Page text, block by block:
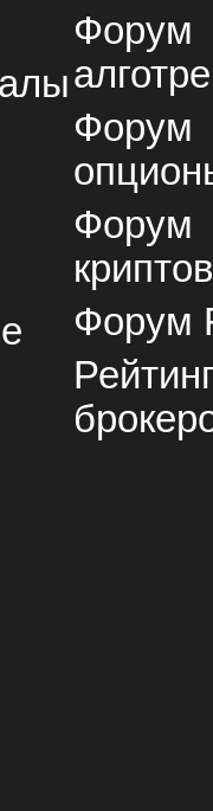
Форум
Форум
Форум
Форум